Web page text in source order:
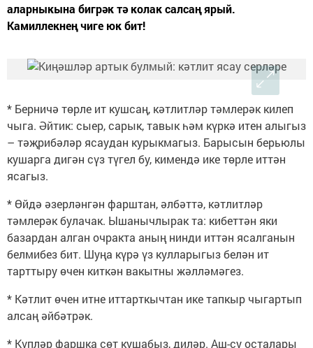
аларныкына бигрәк тә колак салсаң ярый.
Камиллекнең чиге юк бит!
* Берничә төрле ит кушсаң, кәтлитләр тәмлерәк килеп
чыга. Әйтик: сыер, сарык, тавык һәм күркә итен алыгыз
– тәҗрибәләр ясаудан курыкмагыз. Барысын берьюлы
кушарга дигән сүз түгел бу, кимендә ике төрле иттән
ясагыз.
* Өйдә әзерләнгән фарштан, әлбәттә, кәтлитләр
тәмлерәк булачак. Ышанычлырак та: кибеттән яки
базардан алган очракта аның нинди иттән ясалганын
белмибез бит. Шуңа күрә үз кулларыгыз белән ит
тарттыру өчен киткән вакытны жәлләмәгез.
* Кәтлит өчен итне иттарткычтан ике тапкыр чыгартып
алсаң әйбәтрәк.
* Күпләр фаршка сөт кушабыз, диләр. Аш-су осталары